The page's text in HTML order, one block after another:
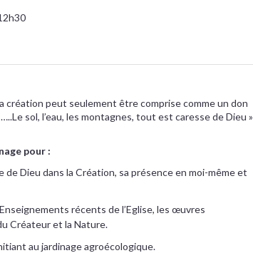
création peut seulement être comprise comme un don
sol, l’eau, les montagnes, tout est caresse de Dieu »
pour :
de Dieu dans la Création, sa présence en moi-même et
récents de l’Eglise, les œuvres
Créateur et la Nature.
au jardinage agroécologique.